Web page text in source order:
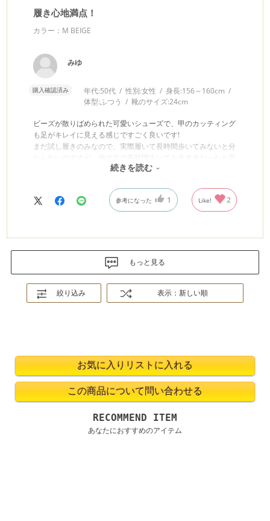
履き心地満点！
カラー：M BEIGE
みゆ
購入確認済み 年代:50代 性別:女性 身長:156～160cm
体型:ふつう 靴のサイズ:24cm
ビーズが散りばめられた可愛いシューズで、甲のカッティング
も足がキレイに見える感じですごく良いです!
まだ試し履きのみなので、実際履いて長時間歩いてみないと分
うレビューを信じて、期待しています😊
続きを読む
参考になった 1 Like! 2
もっと見る
絞り込み 表示：新しい順
RECOMMEND ITEM
あなたにおすすめのアイテム